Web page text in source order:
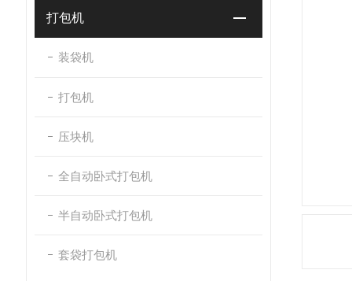
打包机
装袋机
打包机
压块机
全自动卧式打包机
半自动卧式打包机
套袋打包机